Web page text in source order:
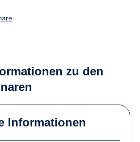
zu den
Informationen